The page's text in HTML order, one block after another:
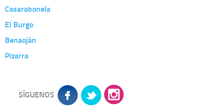
Casarabonela
El Burgo
Benaoján
Pizarra
SÍGUENOS